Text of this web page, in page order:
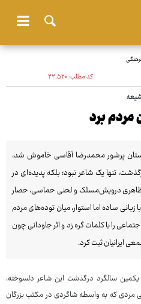
کد مطلب:۲۲٬۵۲۰
مردم برد
پرشور محمدرضا آقاسی خاموش شد،
او که در سوم خرداد ۱۳۸۴ درگذشت، تنها یک شاعر نبود؛ بلکه پدیده‌ای در
ظاهری درویش‌مسلک و لحنی حماسی، حصار
ساده اما استوار، میان توده‌های مردم
را با کلمات گره زد و اثر جاودانی چون
ایرانیان ثبت کرد.
سالگرد درگذشت این شاعر دلسوخته،
مردی که به واسطه شاگردی در مکتب بزرگان